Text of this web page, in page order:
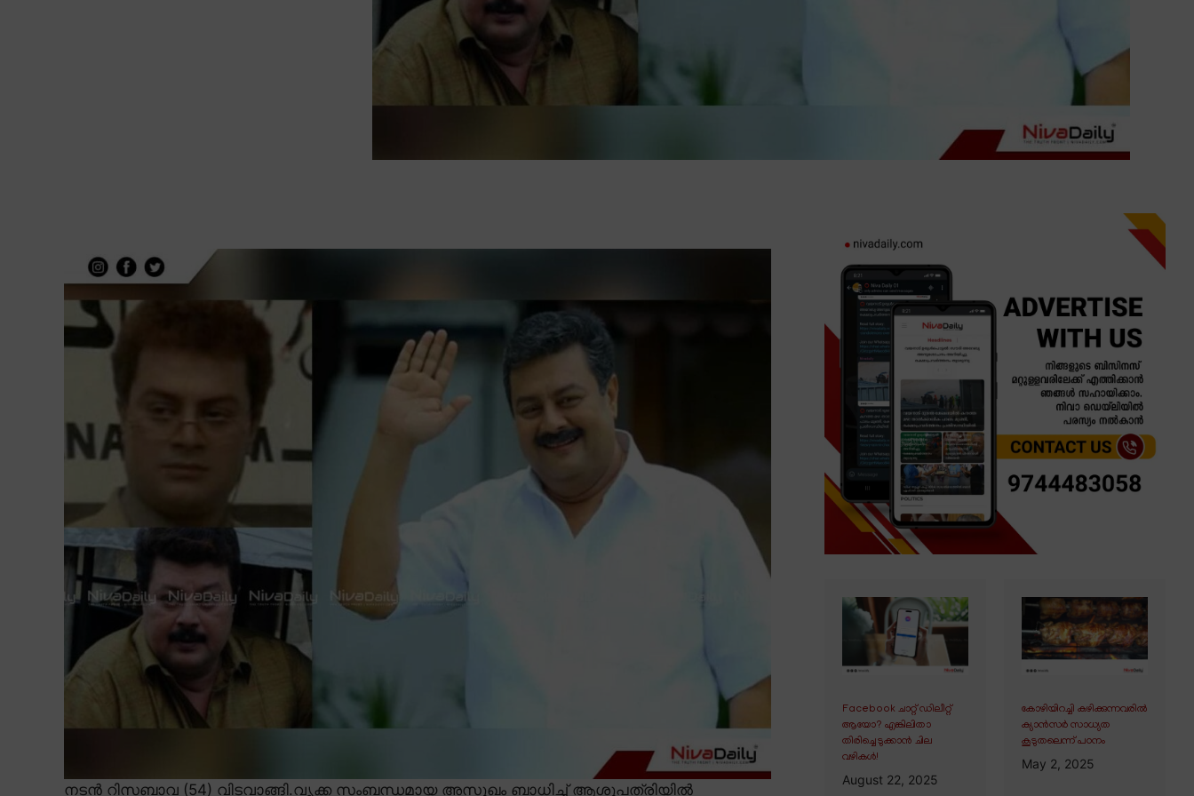
നടൻ റിസബാവ (54) വിടവാങ്ങി.വൃക്ക സംബന്ധമായ അസുഖം ബാധിച്ച് ആശുപത്രിയിൽ
Facebook ചാറ്റ് ഡിലീറ്റ്
ആയോ? എങ്കിലിതാ
തിരിച്ചെടുക്കാൻ ചില
വഴികൾ!
August 22, 2025
കോഴിയിറച്ചി കഴിക്കുന്നവരിൽ
ക്യാൻസർ സാധ്യത
കൂടുതലെന്ന് പഠനം
May 2, 2025